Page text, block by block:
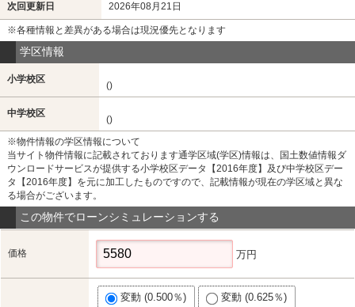
次回更新日 2026年08月21日
※各種情報と差異がある場合は現況優先となります
学区情報
小学校区
()
中学校区
()
※物件情報の学区情報について
当サイト物件情報に記載されております通学区域(学区)情報は、国土数値情報ダ
ウンロードサービスが提供する小学校区データ【2016年度】及び中学校区デー
タ【2016年度】を元に加工したものですので、記載情報が現在の学区域と異な
る場合がございます。
この物件でローンシミュレーションする
価格 万円
変動 (0.500％) 変動 (0.625％)